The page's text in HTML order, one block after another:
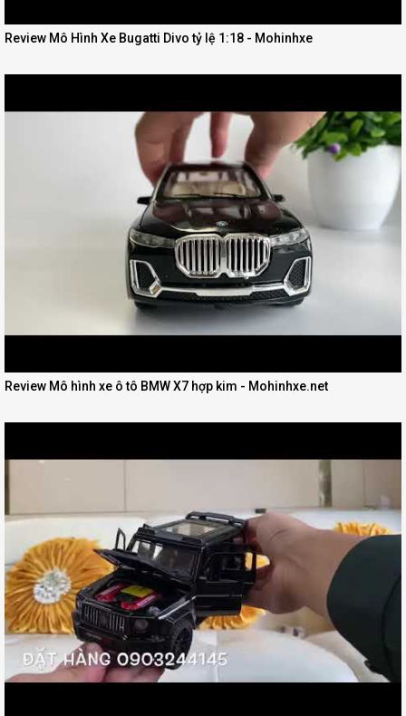
Review Mô Hình Xe Bugatti Divo tỷ lệ 1:18 - Mohinhxe
Review Mô hình xe ô tô BMW X7 hợp kim - Mohinhxe.net